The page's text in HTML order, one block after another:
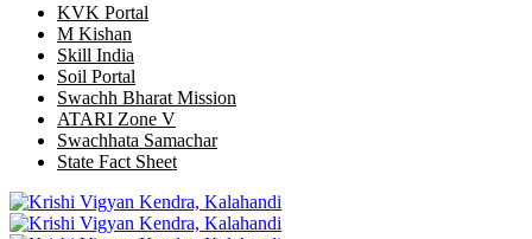
KVK Portal
M Kishan
Skill India
Soil Portal
Swachh Bharat Mission
ATARI Zone V
Swachhata Samachar
State Fact Sheet